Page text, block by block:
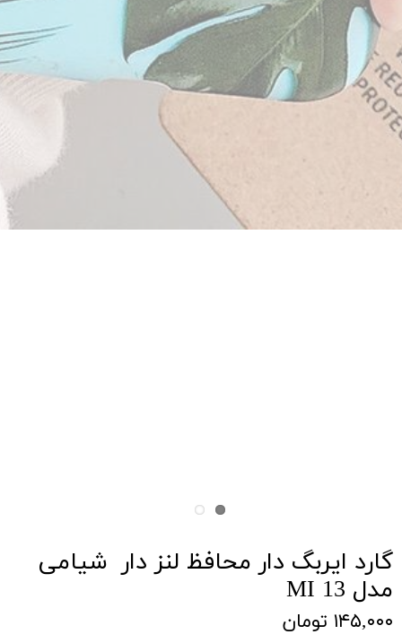
گارد ایربگ دار محافظ لنز دار شیامی
مدل MI 13
۱۴۵,۰۰۰ تومان